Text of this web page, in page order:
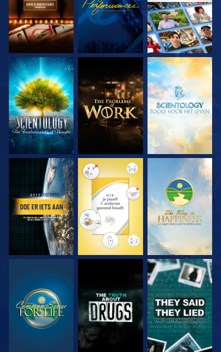
VERKEN DE SERIE VERKEN DE SERIE VERKEN DE SERIE
KIJK KIJK KIJK
KIJK KIJK KIJK